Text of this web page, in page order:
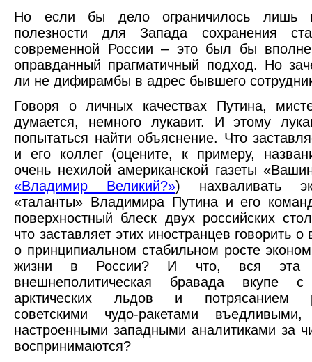
Но если бы дело ограничилось лишь
полезности для Запада сохранения
современной России – это был бы
оправданный прагматичный подход. Но
ли не дифирамбы в адрес бывшего
Говоря о личных качествах Путина,
думается, немного лукавит. И этому
попытаться найти объяснение. Что
и его коллег (оцените, к примеру,
очень нехилой американской газеты
«Владимир Великий?») нахваливать
«таланты» Владимира Путина и его
поверхностный блеск двух российских
что заставляет этих иностранцев говорить
о принципиальном стабильном росте
жизни в России? И что, вся эта
внешнеполитическая бравада вкупе с
арктических льдов и потрясанием
советскими чудо-ракетами въедливыми,
настроенными западными аналитиками за
воспринимаются?